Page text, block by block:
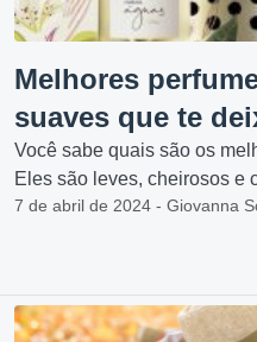
Melhores
suaves que te
Você sabe quais são os
Eles são leves, cheirosos e
7 de abril de 2024 - Giovanna